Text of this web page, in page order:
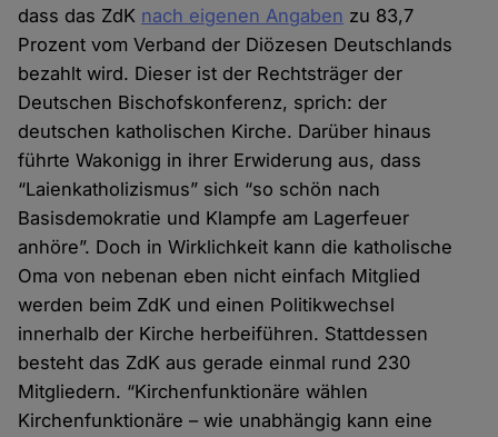
dass das ZdK nach eigenen Angaben zu 83,7
Prozent vom Verband der Diözesen Deutschlands
bezahlt wird. Dieser ist der Rechtsträger der
Deutschen Bischofskonferenz, sprich: der
deutschen katholischen Kirche. Darüber hinaus
führte Wakonigg in ihrer Erwiderung aus, dass
“Laienkatholizismus” sich “so schön nach
Basisdemokratie und Klampfe am Lagerfeuer
anhöre”. Doch in Wirklichkeit kann die katholische
Oma von nebenan eben nicht einfach Mitglied
werden beim ZdK und einen Politikwechsel
innerhalb der Kirche herbeiführen. Stattdessen
besteht das ZdK aus gerade einmal rund 230
Mitgliedern. “Kirchenfunktionäre wählen
Kirchenfunktionäre – wie unabhängig kann eine